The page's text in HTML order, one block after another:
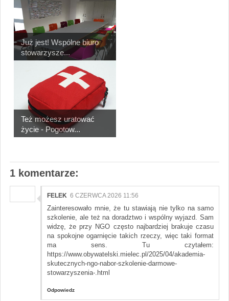
Już jest! Wspólne biuro
stowarzysze...
Też możesz uratować
życie - Pogotow...
1 komentarze:
FELEK 6 CZERWCA 2026 11:56
Zainteresowało mnie, że tu stawiają nie tylko na samo
szkolenie, ale też na doradztwo i wspólny wyjazd. Sam
widzę, że przy NGO często najbardziej brakuje czasu
na spokojne ogarnięcie takich rzeczy, więc taki format
ma sens. Tu czytałem:
https://www.obywatelski.mielec.pl/2025/04/akademia-
skutecznych-ngo-nabor-szkolenie-darmowe-
stowarzyszenia-.html
Odpowiedz